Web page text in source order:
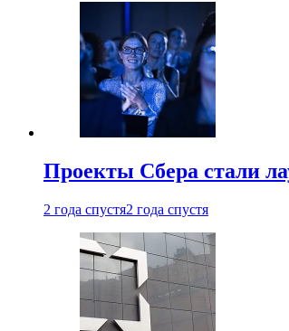
Проекты Сбера стали
2 года спустя2 года спустя